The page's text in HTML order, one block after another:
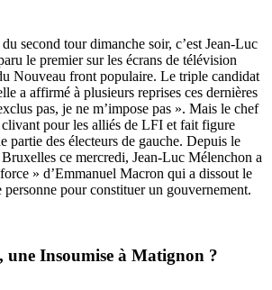
second tour dimanche soir, c’est Jean-Luc
le premier sur les écrans de télévision
Nouveau front populaire. Le triple candidat
a affirmé à plusieurs reprises ces dernières
pas, je ne m’impose pas ». Mais le chef
pour les alliés de LFI et fait figure
partie des électeurs de gauche. Depuis le
ce mercredi, Jean-Luc Mélenchon a
» d’Emmanuel Macron qui a dissout le
personne pour constituer un gouvernement.
une Insoumise à Matignon ?